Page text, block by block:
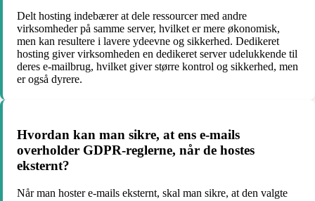
Delt hosting indebærer at dele ressourcer med andre
virksomheder på samme server, hvilket er mere økonomisk,
men kan resultere i lavere ydeevne og sikkerhed. Dedikeret
hosting giver virksomheden en dedikeret server udelukkende til
deres e-mailbrug, hvilket giver større kontrol og sikkerhed, men
er også dyrere.
Hvordan kan man sikre, at ens e-mails
overholder GDPR-reglerne, når de hostes
eksternt?
Når man hoster e-mails eksternt, skal man sikre, at den valgte